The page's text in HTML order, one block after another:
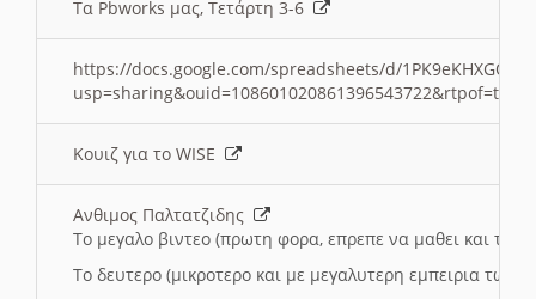
Τα Pbworks μας, Τετάρτη 3-6
https://docs.google.com/spreadsheets/d/
Κουιζ για το WISE
Ανθιμος Παλτατζιδης
Το μεγαλο βιντεο (πρωτη φορα, επρεπε να μαθει και το
Το δευτερο (μικροτερο και με μεγαλυτερη εμπειρια